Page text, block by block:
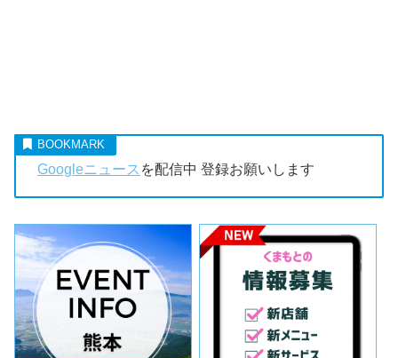
Googleニュース を配信中 登録お願いします